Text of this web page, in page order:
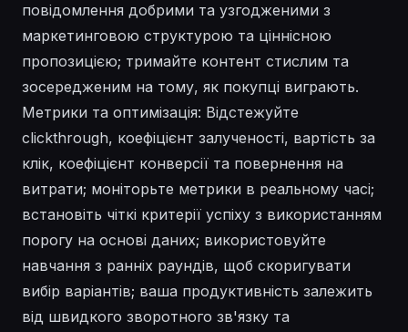
повідомлення добрими та узгодженими з
маркетинговою структурою та ціннісною
пропозицією; тримайте контент стислим та
зосередженим на тому, як покупці виграють.
Метрики та оптимізація: Відстежуйте
clickthrough, коефіцієнт залученості, вартість за
клік, коефіцієнт конверсії та повернення на
витрати; моніторьте метрики в реальному часі;
встановіть чіткі критерії успіху з використанням
порогу на основі даних; використовуйте
навчання з ранніх раундів, щоб скоригувати
вибір варіантів; ваша продуктивність залежить
від швидкого зворотного зв'язку та